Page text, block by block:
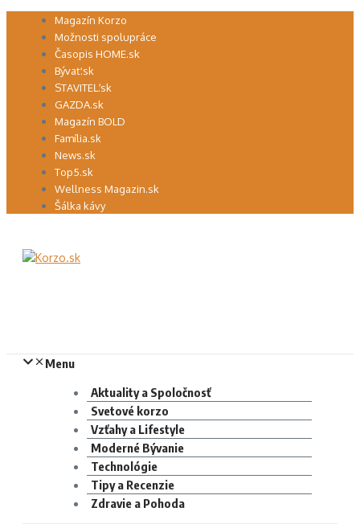
Preskočiť Magazín Korzo
Možnosti spolupráce
Časopis HOME.sk
Bývať.sk
STAVITEĽ.sk
GAZDA.sk
Magazín BOLD
Família.sk
News.sk
Top5.sk
Wellness Magazin.sk
Šálka kávy
Menu
Aktuality a Spoločnosť
Svetové korzo
Vzťahy a Lifestyle
Moderné Bývanie
Technológie
Tipy a Recenzie
Zdravie a Pohoda